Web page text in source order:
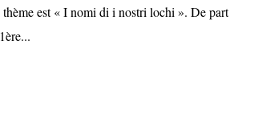
est « I nomi di i nostri lochi ». De part